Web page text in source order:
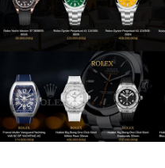
CHI TIẾT
XEM THỰC TẾ